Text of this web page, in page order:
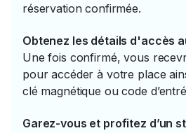
réservation confirmée.
Obtenez les détails d'accès
Une fois confirmé, vous
pour accéder à votre place
clé magnétique ou code
Garez-vous et profitez d’un